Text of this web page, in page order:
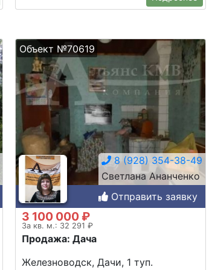
Объект №70619
8 (928) 354-38-49
Светлана Ананченко
Отправить заявку
3 100 000 ₽
За кв. м.: 32 291 ₽
Продажа: Дача
Железноводск, Дачи, 1 туп.